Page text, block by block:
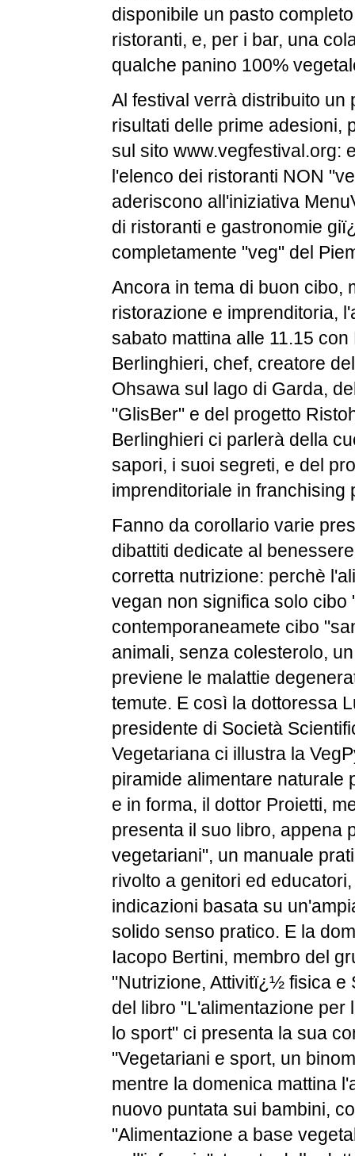
disponibile un pasto
ristoranti, e, per i bar, una
qualche panino 100%
Al festival verrà distribuito un
risultati delle prime adesioni,
sul sito www.vegfestival.org:
l'elenco dei ristoranti NON
aderiscono all'iniziativa
di ristoranti e gastronomie
completamente "veg" del
Ancora in tema di buon cibo,
ristorazione e imprenditoria,
sabato mattina alle 11.15 con
Berlinghieri, chef, creatore
Ohsawa sul lago di Garda,
"GlisBer" e del progetto
Berlinghieri ci parlerà della
sapori, i suoi segreti, e del
imprenditoriale in franchising
Fanno da corollario varie
dibattiti dedicate al
corretta nutrizione: perchè
vegan non significa solo cibo
contemporaneamete cibo
animali, senza colesterolo,
previene le malattie
temute. E così la dottoressa
presidente di Società
Vegetariana ci illustra la
piramide alimentare naturale
e in forma, il dottor Proietti,
presenta il suo libro, appena
vegetariani", un manuale
rivolto a genitori ed
indicazioni basata su
solido senso pratico. E la
Iacopo Bertini, membro del
"Nutrizione, Attivitï¿½ fisica e
del libro "L'alimentazione per
lo sport" ci presenta la sua
"Vegetariani e sport, un
mentre la domenica mattina
nuovo puntata sui bambini,
"Alimentazione a base